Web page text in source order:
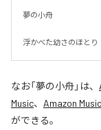
夢の小舟
浮かべた幼さのほと
なお「夢の小舟」は、
Music、 Amazon
ができる。